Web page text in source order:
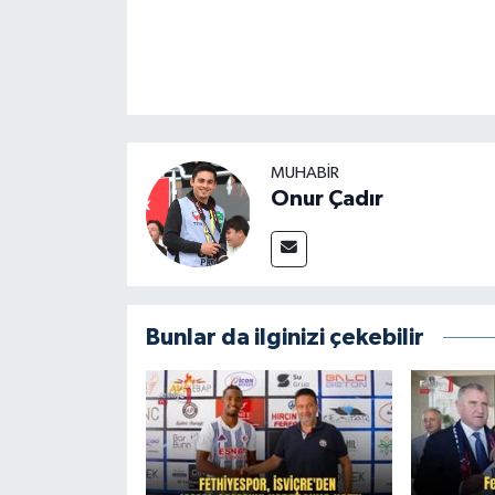
MUHABİR
Onur Çadır
Bunlar da ilginizi çekebilir